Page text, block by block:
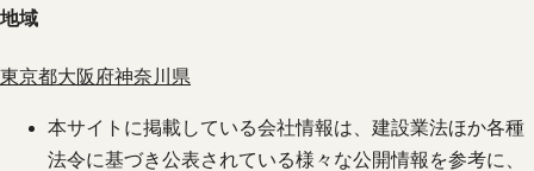
地域
東京都大阪府神奈川県
本サイトに掲載している会社情報は、建設業法ほか各種
法令に基づき公表されている様々な公開情報を参考に、